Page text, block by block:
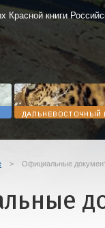
Красной книги
> Официальные